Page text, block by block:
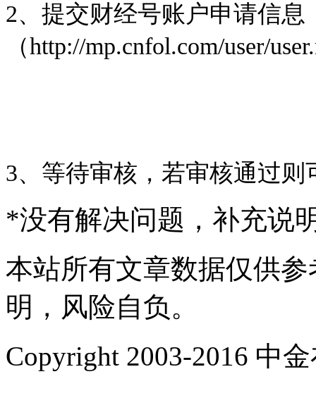
2、 提交财经号账户申请信息
（http://mp.cnfol.com/user/
3、 等待审核，若审核通过则
*没有解决问题，补充说
本站所有文章数据仅供
明，风险自负。
Copyright 2003-2016 中